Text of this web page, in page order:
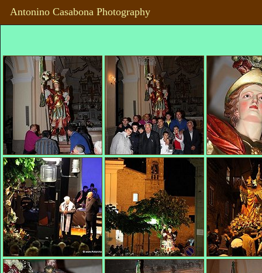
Antonino Casabona Photography